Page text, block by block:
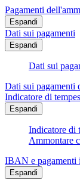
Pagamenti
Espandi
Dati sui pagamenti
Espandi
Dati sui
Dati sui pagamenti
Indicatore di
Espandi
Indicatore di
Ammontare
IBAN e pagamenti
Espandi